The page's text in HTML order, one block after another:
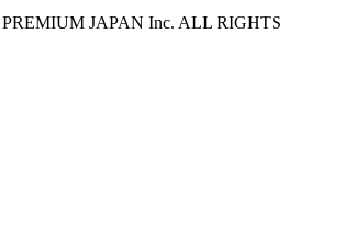
JAPAN Inc. ALL RIGHTS